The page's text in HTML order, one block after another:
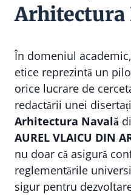
Arhitectura
În domeniul
etice reprezintă un
orice lucrare de
redactării unei
Arhitectura Navală
AUREL VLAICU DIN
nu doar că asigură
reglementările
sigur pentru